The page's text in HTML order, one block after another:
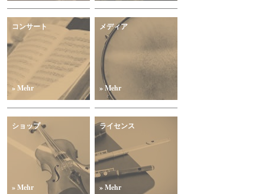
コンサート
» Mehr
メディア
» Mehr
ショップ
» Mehr
ライセンス
» Mehr